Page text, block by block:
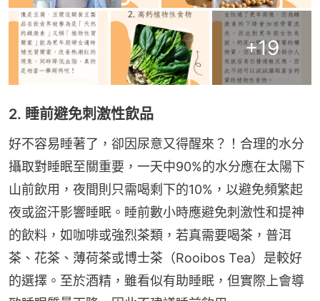
+19
2. 睡前避免刺激性飲品
好不容易睡著了，卻因尿意又得醒來？！合理的水分
攝取對睡眠至關重要，一天中90%的水分應在太陽下
山前飲用，夜間則只需喝剩下的10%，以避免頻繁起
夜或盜汗影響睡眠。睡前數小時應避免刺激性和提神
的飲料，如咖啡或強烈茶類，若真需要喝茶，普洱
茶、花茶、薄荷茶或博士茶（Rooibos Tea）是較好
的選擇。至於酒精，雖看似有助睡眠，但實際上會導